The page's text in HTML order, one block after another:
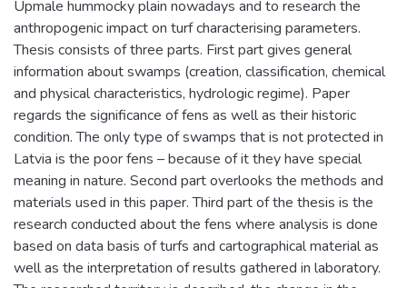
Upmale hummocky plain nowadays and to research the
anthropogenic impact on turf characterising parameters.
Thesis consists of three parts. First part gives general
information about swamps (creation, classification, chemical
and physical characteristics, hydrologic regime). Paper
regards the significance of fens as well as their historic
condition. The only type of swamps that is not protected in
Latvia is the poor fens – because of it they have special
meaning in nature. Second part overlooks the methods and
materials used in this paper. Third part of the thesis is the
research conducted about the fens where analysis is done
based on data basis of turfs and cartographical material as
well as the interpretation of results gathered in laboratory.